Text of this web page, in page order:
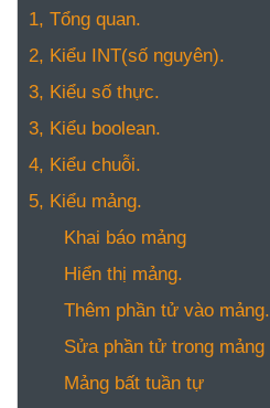
TOOLS &
REVIEW
TÌM KIẾM
TIN TUYỂN
1, Tổng quan.
2, Kiểu INT(số nguyên).
3, Kiểu số thực.
3, Kiểu boolean.
4, Kiểu chuỗi.
5, Kiểu mảng.
Khai báo mảng
Hiển thị mảng.
Thêm phần tử vào mảng.
Sửa phần tử trong mảng
Mảng bất tuần tự